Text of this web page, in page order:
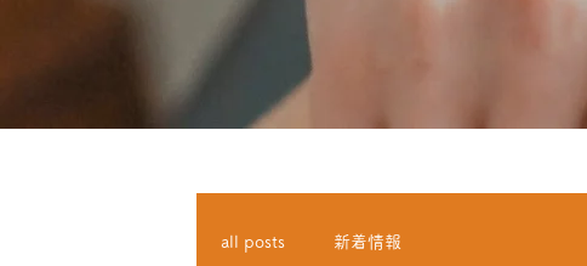
all posts 新着情報